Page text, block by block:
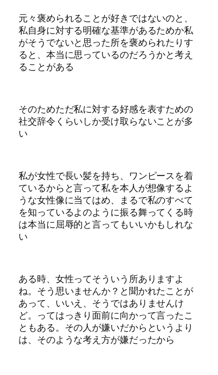
元々褒められることが好きではないのと、
私自身に対する明確な基準があるためか私
がそうでないと思った所を褒められたりす
ると、本当に思っているのだろうかと考え
ることがある
そのためただ私に対する好感を表すための
社交辞令くらいしか受け取らないことが多
い
私が女性で長い髪を持ち、ワンピースを着
ているからと言って私を本人が想像するよ
うな女性像に当てはめ、まるで私のすべて
を知っているよのように振る舞ってくる時
は本当に屈辱的と言ってもいいかもしれな
い
ある時、女性ってそういう所ありますよ
ね。そう思いませんか？と聞かれたことが
あって、いいえ、そうではありませんけ
ど。ってはっきり面前に向かって言ったこ
ともある。その人が嫌いだからというより
は、そのような考え方が嫌だったから